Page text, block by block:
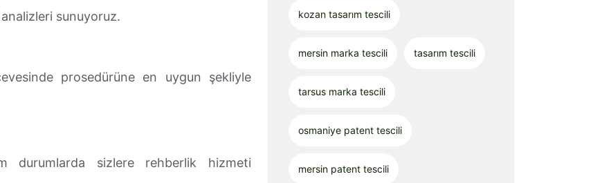
sunuyoruz.
prosedürüne en uygun şekliyle
durumlarda sizlere rehberlik hizmeti
kozan tasarım tescili
mersin marka tescili tasarım tescili
tarsus marka tescili
osmaniye patent tescili
mersin patent tescili